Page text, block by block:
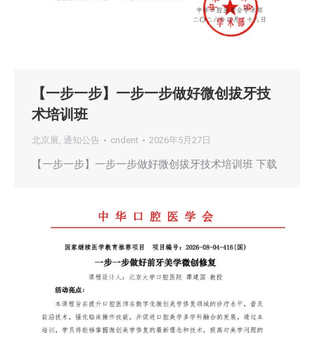
【一步一步】一步一步做好微创拔牙技
术培训班
北京展, 通知公告 cndent 2026年5月27日
【一步一步】一步一步做好微创拔牙技术培训班 下载